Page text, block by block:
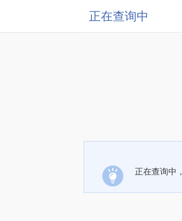
正在查询中
正在查询中